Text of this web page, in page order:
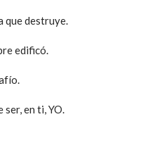
que destruye.
edificó.
ser, en ti, YO.